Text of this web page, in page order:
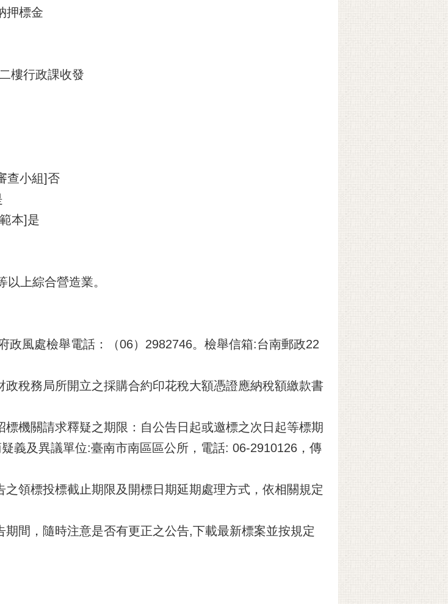
押標金
樓行政課收發
查小組]否
本]是
上綜合營造業。
政風處檢舉電話：（06）2982746。檢舉信箱:台南郵政22
稅務局所開立之採購合約印花稅大額憑證應納稅額繳款書
機關請求釋疑之期限：自公告日起或邀標之次日起等標期
義及異議單位:臺南市南區區公所，電話: 06-2910126，傳
領標投標截止期限及開標日期延期處理方式，依相關規定
間，隨時注意是否有更正之公告,下載最新標案並按規定